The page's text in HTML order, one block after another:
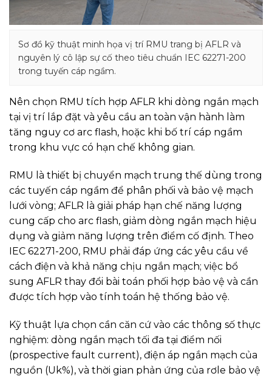
Sơ đồ kỹ thuật minh họa vị trí RMU trang bị AFLR và
nguyên lý cô lập sự cố theo tiêu chuẩn IEC 62271-200
trong tuyến cáp ngầm.
Nên chọn RMU tích hợp AFLR khi dòng ngắn mạch
tại vị trí lắp đặt và yêu cầu an toàn vận hành làm
tăng nguy cơ arc flash, hoặc khi bố trí cáp ngầm
trong khu vực có hạn chế không gian.
RMU là thiết bị chuyển mạch trung thế dùng trong
các tuyến cáp ngầm để phân phối và bảo vệ mạch
lưới vòng; AFLR là giải pháp hạn chế năng lượng
cung cấp cho arc flash, giảm dòng ngắn mạch hiệu
dụng và giảm năng lượng trên điểm cố định. Theo
IEC 62271-200, RMU phải đáp ứng các yêu cầu về
cách điện và khả năng chịu ngắn mạch; việc bổ
sung AFLR thay đổi bài toán phối hợp bảo vệ và cần
được tích hợp vào tính toán hệ thống bảo vệ.
Kỹ thuật lựa chọn cần căn cứ vào các thông số thực
nghiệm: dòng ngắn mạch tối đa tại điểm nối
(prospective fault current), điện áp ngắn mạch của
nguồn (Uk%), và thời gian phản ứng của rơle bảo vệ